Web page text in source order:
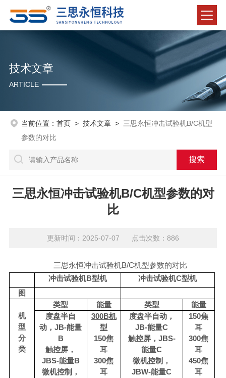
技术文章
ARTICLE
当前位置： 首页> 技术文章> 三思永恒冲击试验机B/C机型
参数的对比
三思永恒冲击试验机B/C机型参数的对
比
更新时间：2025-07-07 点击次数：886
三思永恒冲击试验机B/C机型参数的对比
冲击试验机B型机 冲击试验机C型机
图
机
型
分
类
类型 能量 类型
能量
度盘半自
动，JB-能量
B
触控屏，
JBS-能量B
微机控制，
300B机
型
150焦
耳
300焦
耳
度盘半自动，
JB-能量C
触控屏， JBS-
能量C
微机控制，
JBW-能量C
150焦
耳
300焦
耳
450焦
耳